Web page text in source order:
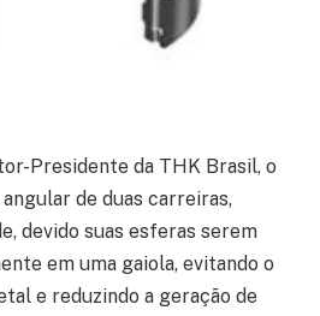
Presidente da THK Brasil, o
de duas carreiras,
devido suas esferas serem
em uma gaiola, evitando o
e reduzindo a geração de